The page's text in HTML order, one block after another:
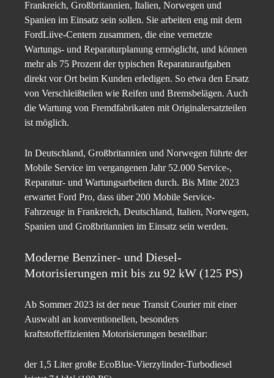
Frankreich, Großbritannien, Italien, Norwegen und
Spanien im Einsatz sein sollen. Sie arbeiten eng mit dem
FordLiive-Centern zusammen, die eine vernetzte
Wartungs- und Reparaturplanung ermöglicht, und können
mehr als 75 Prozent der typischen Reparaturaufgaben
direkt vor Ort beim Kunden erledigen. So etwa den Ersatz
von Verschleißteilen wie Reifen und Bremsbelägen. Auch
die Wartung von Fremdfabrikaten mit Originalersatzteilen
ist möglich.
In Deutschland, Großbritannien und Norwegen führte der
Mobile Service im vergangenen Jahr 52.000 Service-,
Reparatur- und Wartungsarbeiten durch. Bis Mitte 2023
erwartet Ford Pro, dass über 200 Mobile Service-
Fahrzeuge in Frankreich, Deutschland, Italien, Norwegen,
Spanien und Großbritannien im Einsatz sein werden.
Moderne Benziner- und Diesel-
Motorisierungen mit bis zu 92 kW (125 PS)
Ab Sommer 2023 ist der neue Transit Courier mit einer
Auswahl an konventionellen, besonders
kraftstoffeffizienten Motorisierungen bestellbar:
der 1,5 Liter große EcoBlue-Vierzylinder-Turbodiesel